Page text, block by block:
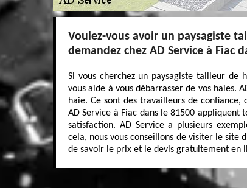
Voulez-vous avoir un paysagiste
demandez chez AD Service à Fiac
Si vous cherchez un paysagiste tailleur de
vous aide à vous débarrasser de vos haies.
haie. Ce sont des travailleurs de confiance,
AD Service à Fiac dans le 81500
satisfaction. AD Service a plusieurs
cela, nous vous conseillons de visiter le site
de savoir le prix et le devis gratuitement en